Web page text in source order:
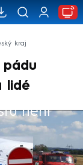
kraj
pádu
lidé
není